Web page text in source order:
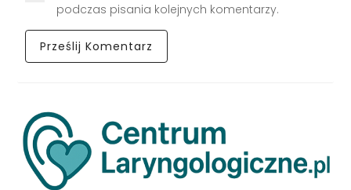
podczas pisania kolejnych komentarzy.